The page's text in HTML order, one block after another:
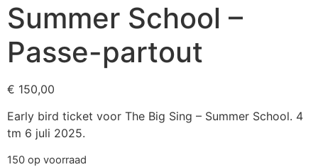
Summer School –
Passe-partout
€ 150,00
Early bird ticket voor The Big Sing – Summer School. 4
tm 6 juli 2025.
150 op voorraad